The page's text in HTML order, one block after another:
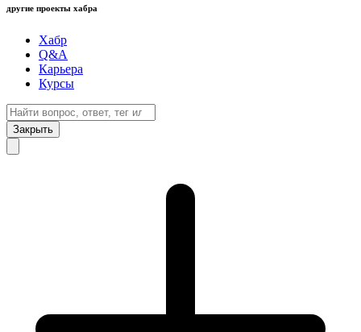
другие проекты хабра
Хабр
Q&A
Карьера
Курсы
Закрыть